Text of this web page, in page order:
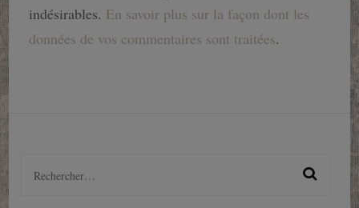
indésirables. En savoir plus sur la façon dont les
données de vos commentaires sont traitées.
Rechercher :